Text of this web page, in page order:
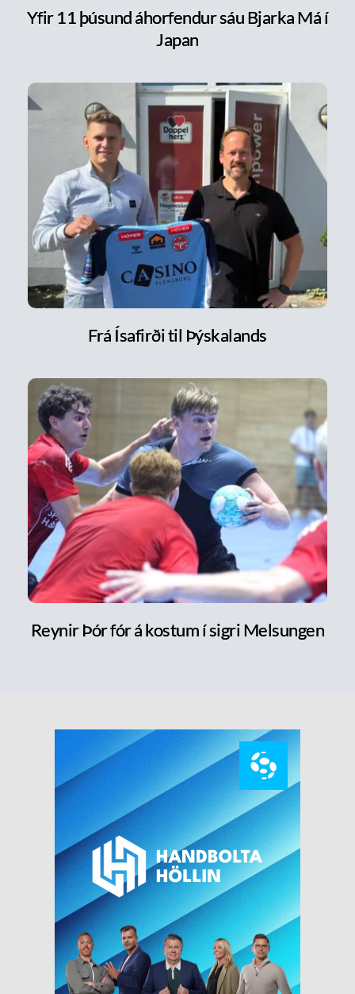
Yfir 11 þúsund áhorfendur sáu Bjarka Má í
Japan
Frá Ísafirði til Þýskalands
Reynir Þór fór á kostum í sigri Melsungen